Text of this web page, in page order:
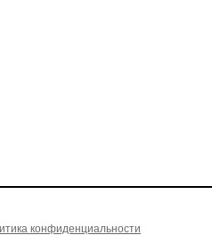
конфиденциальности